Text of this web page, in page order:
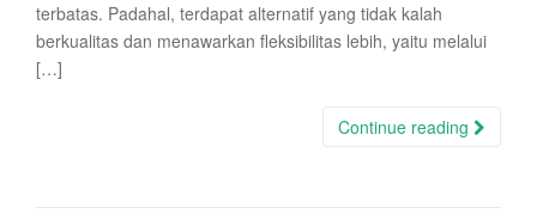
terbatas. Padahal, terdapat alternatif yang tidak kalah
berkualitas dan menawarkan fleksibilitas lebih, yaitu melalui
[…]
Continue reading